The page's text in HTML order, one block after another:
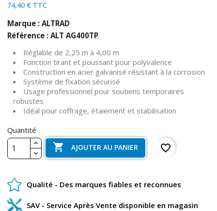
74,40 € TTC
Marque : ALTRAD
Référence : ALT AG400TP
Réglable de 2,25 m à 4,00 m
Fonction tirant et poussant pour polyvalence
Construction en acier galvanisé résistant à la corrosion
Système de fixation sécurisé
Usage professionnel pour soutiens temporaires
robustes
Idéal pour coffrage, étaiement et stabilisation
Quantité
 AJOUTER AU PANIER favorite_border
Qualité - Des marques fiables et reconnues
SAV - Service Après Vente disponible en magasin